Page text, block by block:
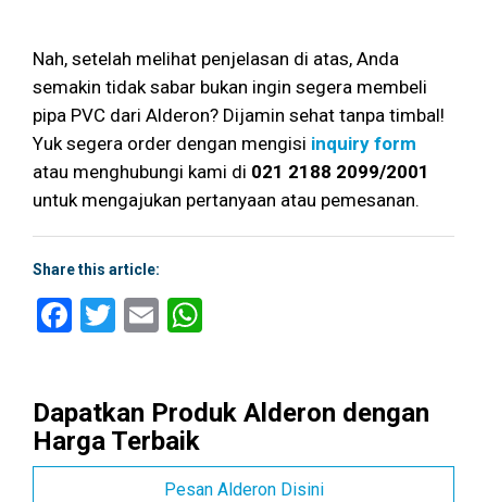
Nah, setelah melihat penjelasan di atas, Anda
semakin tidak sabar bukan ingin segera membeli
pipa PVC dari Alderon? Dijamin sehat tanpa timbal!
Yuk segera order dengan mengisi inquiry form
atau menghubungi kami di 021 2188 2099/2001
untuk mengajukan pertanyaan atau pemesanan.
Share this article:
Facebook
Twitter
Email
Dapatkan Produk Alderon dengan
Harga Terbaik
Pesan Alderon Disini